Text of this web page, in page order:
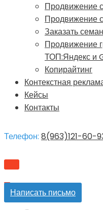
Продвижение
Продвижение
Заказать
Продвижение
ТОП:Яндекс и
Копирайтинг
Контекстная
Кейсы
Контакты
Телефон: 8(963)121-60-
Меню
навигации
Написать письмо